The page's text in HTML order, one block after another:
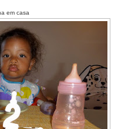
em casa